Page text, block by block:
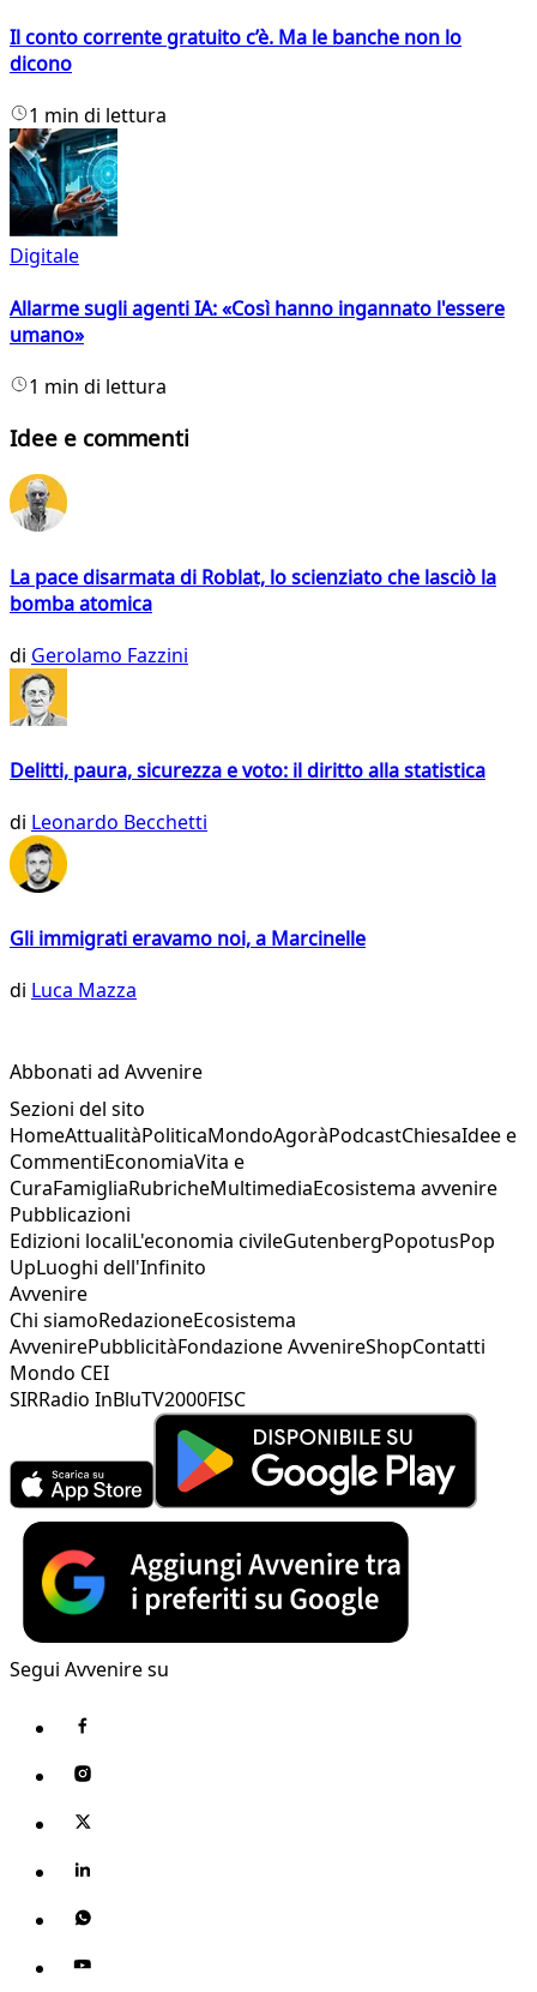
Il conto corrente gratuito c’è. Ma le banche non lo
dicono
1 min di lettura
Digitale
Allarme sugli agenti IA: «Così hanno ingannato l'essere
umano»
1 min di lettura
Idee e commenti
La pace disarmata di Roblat, lo scienziato che lasciò la
bomba atomica
di Gerolamo Fazzini
Delitti, paura, sicurezza e voto: il diritto alla statistica
di Leonardo Becchetti
Gli immigrati eravamo noi, a Marcinelle
di Luca Mazza
Abbonati ad Avvenire
Sezioni del sito
HomeAttualitàPoliticaMondoAgoràPodcastChiesaIdee e
CommentiEconomiaVita e
CuraFamigliaRubricheMultimediaEcosistema avvenire
Pubblicazioni
Edizioni localiL'economia civileGutenbergPopotusPop
UpLuoghi dell'Infinito
Avvenire
Chi siamoRedazioneEcosistema
AvvenirePubblicitàFondazione AvvenireShopContatti
Mondo CEI
SIRRadio InBluTV2000FISC
Segui Avvenire su